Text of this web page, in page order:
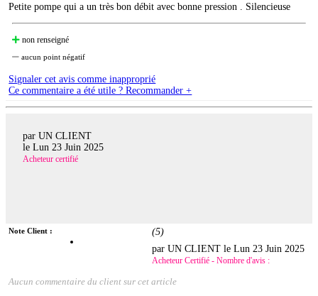
Petite pompe qui a un très bon débit avec bonne pression . Silencieuse
non renseigné
aucun point négatif
Signaler cet avis comme inapproprié
Ce commentaire a été utile ? Recommander +
par UN CLIENT
le Lun 23 Juin 2025
Acheteur certifié
Note Client : (5)
par UN CLIENT leLun 23 Juin 2025
Acheteur Certifié - Nombre d'avis :
Aucun commentaire du client sur cet article